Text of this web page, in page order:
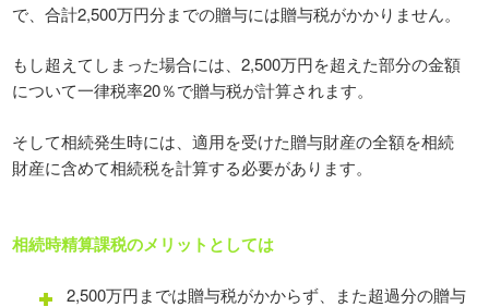
で、合計2,500万円分までの贈与には贈与税がかかりません。
もし超えてしまった場合には、2,500万円を超えた部分の金額
について一律税率20％で贈与税が計算されます。
そして相続発生時には、適用を受けた贈与財産の全額を相続
財産に含めて相続税を計算する必要があります。
相続時精算課税のメリットとしては
2,500万円までは贈与税がかからず、また超過分の贈与